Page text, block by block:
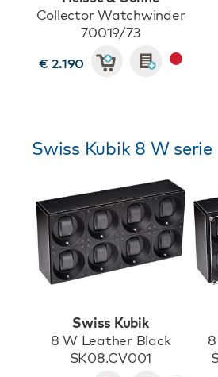
Collector Watchwinder
70019/73
€ 2.190
Swiss Kubik 8 W serie
Swiss Kubik
8 W Leather Black
SK08.CV001